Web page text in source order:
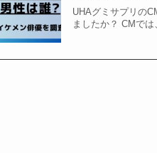
UHAグミサプリの
ましたか？ CMで